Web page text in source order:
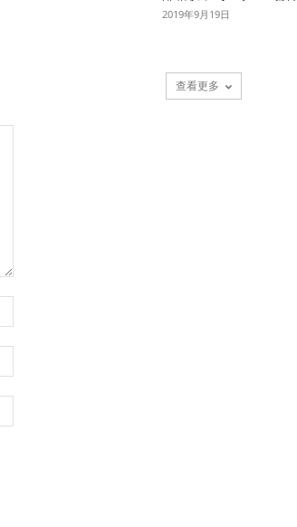
2019年9月19日
查看更多